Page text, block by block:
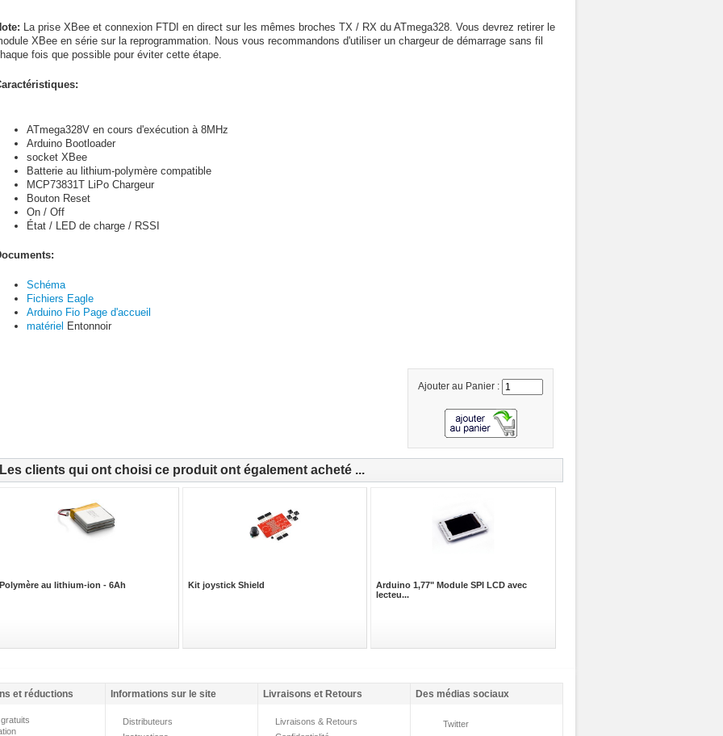
La prise XBee et connexion FTDI en direct sur les mêmes broches TX / RX du ATmega328. Vous devrez retirer le
XBee en série sur la reprogrammation. Nous vous recommandons d'utiliser un chargeur de démarrage sans fil
fois que possible pour éviter cette étape.
ATmega328V en cours d'exécution à 8MHz
Arduino Bootloader
socket XBee
Batterie au lithium-polymère compatible
MCP73831T LiPo Chargeur
Bouton Reset
On / Off
État / LED de charge / RSSI
Schéma
Fichiers Eagle
Arduino Fio Page d'accueil
matériel Entonnoir
Ajouter au Panier :
Les clients qui ont choisi ce produit ont également acheté ...
Polymère au lithium-ion - 6Ah Kit joystick Shield
Arduino 1,77" Module SPI LCD avec
lecteu...
et réductions Informations sur le site Livraisons et Retours Des médias sociaux
Distributeurs
Livraisons & Retours
Twitter